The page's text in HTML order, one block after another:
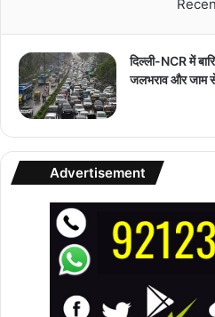
दिल्ली-NCR में
जलभराव और जाम
Advertisement